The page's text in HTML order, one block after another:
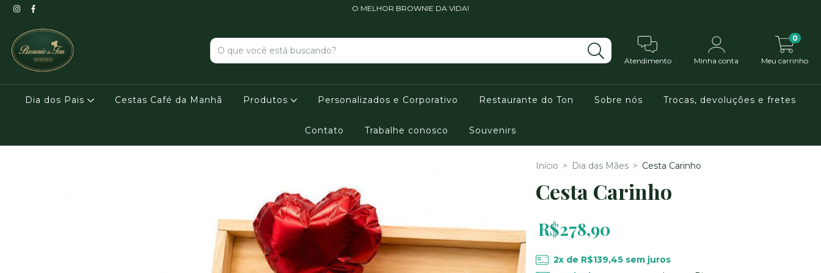
O MELHOR BROWNIE DA VIDA!
Atendimento Minha conta Meu carrinho
0
Dia dos Pais Cestas Café da Manhã Produtos Personalizados e Corporativo Restaurante do Ton Sobre nós Trocas, devoluções e fretes
Contato Trabalhe conosco Souvenirs
Início > Dia das Mães > Cesta Carinho
Cesta Carinho
R$278,90
2x de R$139,45sem juros